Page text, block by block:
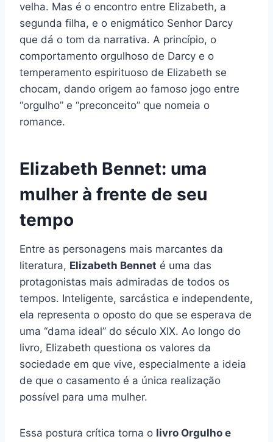
velha. Mas é o encontro entre Elizabeth, a
segunda filha, e o enigmático Senhor Darcy
que dá o tom da narrativa. A princípio, o
comportamento orgulhoso de Darcy e o
temperamento espirituoso de Elizabeth se
chocam, dando origem ao famoso jogo entre
“orgulho” e “preconceito” que nomeia o
romance.
Elizabeth Bennet: uma
mulher à frente de seu
tempo
Entre as personagens mais marcantes da
literatura, Elizabeth Bennet é uma das
protagonistas mais admiradas de todos os
tempos. Inteligente, sarcástica e independente,
ela representa o oposto do que se esperava de
uma “dama ideal” do século XIX. Ao longo do
livro, Elizabeth questiona os valores da
sociedade em que vive, especialmente a ideia
de que o casamento é a única realização
possível para uma mulher.
Essa postura crítica torna o livro Orgulho e